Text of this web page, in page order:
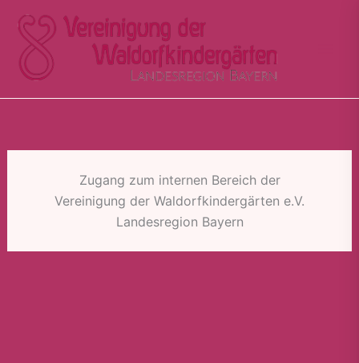
Inhalt
springen
Zugang zum internen Bereich der
Vereinigung der Waldorfkindergärten e.V.
Landesregion Bayern